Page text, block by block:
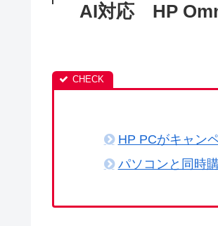
AI対応 HP
HP PCがキャン
パソコンと同時